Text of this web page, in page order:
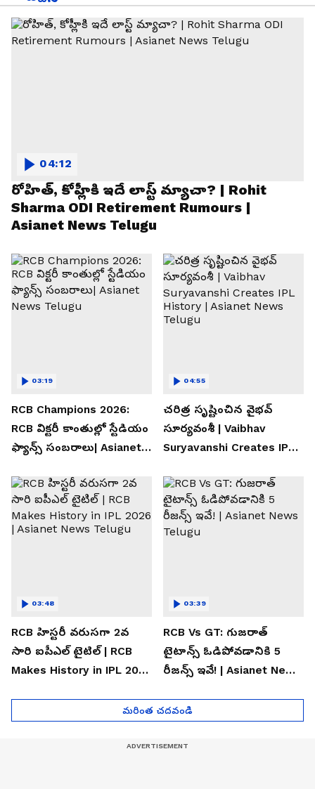
రోహిత్, కోహ్లీకి ఇదే లాస్ట్ మ్యాచా? | Rohit
Sharma ODI Retirement Rumours |
Asianet News Telugu
04:12
RCB Champions 2026:
RCB విక్టరీ కాంతుల్లో స్టేడియం
ఫ్యాన్స్ సంబరాలు| Asianet
03:19
చరిత్ర సృష్టించిన వైభవ్
సూర్యవంశీ | Vaibhav
Suryavanshi Creates IPL
Telugu
04:55
RCB హిస్టరీ వరుసగా 2వ
సారి ఐపీఎల్ టైటిల్ | RCB
Makes History in IPL 2026
03:48
RCB Vs GT: గుజరాత్
టైటాన్స్ ఓడిపోవడానికి 5
రీజన్స్ ఇవే! | Asianet News
03:39
మరింత చదవండి